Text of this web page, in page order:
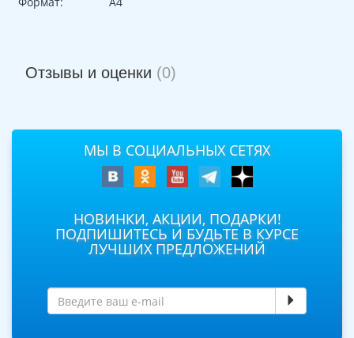
Отзывы и оценки (0)
МЫ В СОЦИАЛЬНЫХ СЕТЯХ
НОВИНКИ, АКЦИИ, ПОДАРКИ!
ПОДПИШИТЕСЬ И БУДЬТЕ В КУРСЕ
ЛУЧШИХ ПРЕДЛОЖЕНИЙ